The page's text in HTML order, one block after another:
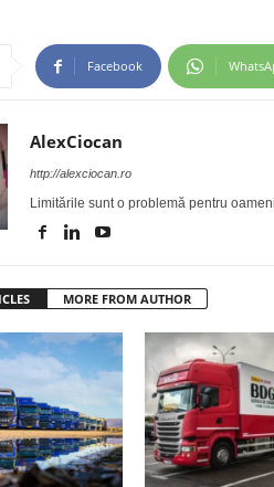
Facebook
AlexCiocan
http://alexciocan.ro
Limitările sunt o problemă pentru
MORE FROM AUTHOR